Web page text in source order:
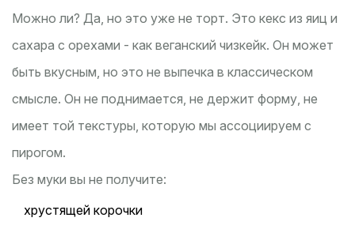
Можно ли? Да, но это уже не торт. Это кекс из яиц и
сахара с орехами - как веганский чизкейк. Он может
быть вкусным, но это не выпечка в классическом
смысле. Он не поднимается, не держит форму, не
имеет той текстуры, которую мы ассоциируем с
пирогом.
Без муки вы не получите:
хрустящей корочки